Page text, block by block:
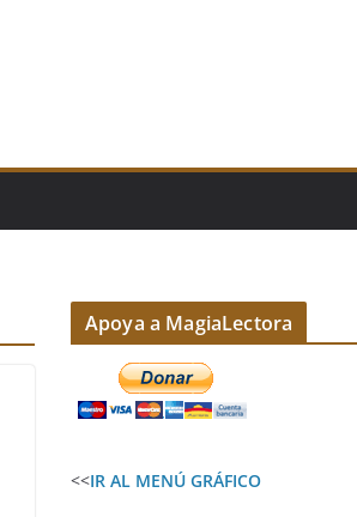
Apoya a MagiaLectora
<<IR AL MENÚ GRÁFICO